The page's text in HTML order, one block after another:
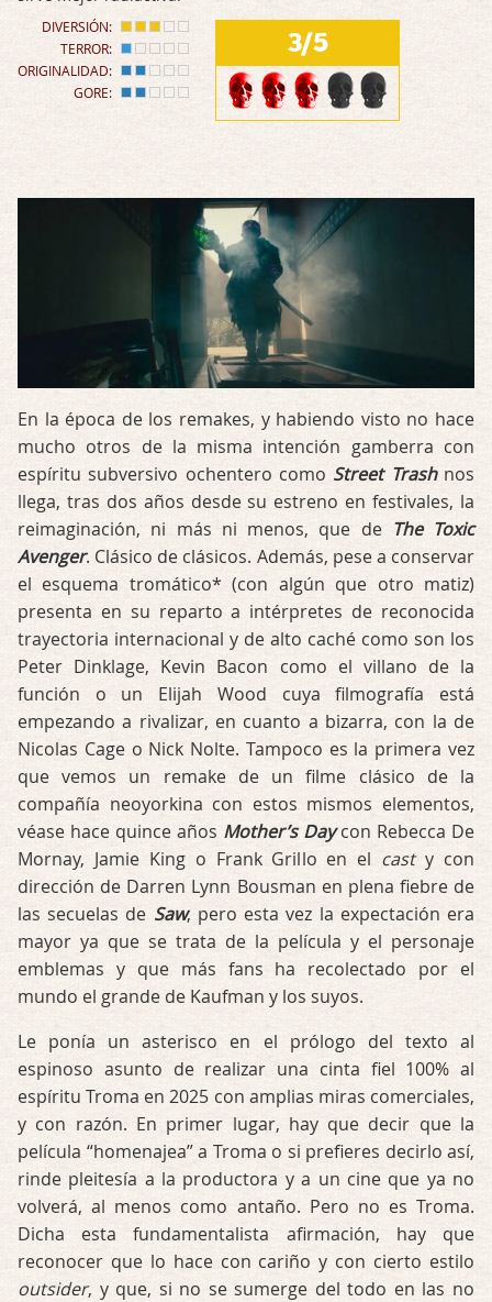
DIVERSIÓN:
TERROR:
ORIGINALIDAD:
GORE:
3/5
En la época de los remakes, y habiendo visto no hace
mucho otros de la misma intención gamberra con
espíritu subversivo ochentero como Street Trashnos
llega, tras dos años desde su estreno en festivales, la
reimaginación, ni más ni menos, que de The Toxic
Avenger. Clásico de clásicos. Además, pese a conservar
el esquema tromático* (con algún que otro matiz)
presenta en su reparto a intérpretes de reconocida
trayectoria internacional y de alto caché como son los
Peter Dinklage, Kevin Bacon como el villano de la
función o un Elijah Wood cuya filmografía está
empezando a rivalizar, en cuanto a bizarra, con la de
Nicolas Cage o Nick Nolte. Tampoco es la primera vez
que vemos un remake de un filme clásico de la
compañía neoyorkina con estos mismos elementos,
véase hace quince años Mother’s Daycon Rebecca De
Mornay, Jamie King o Frank Grillo en el casty con
dirección de Darren Lynn Bousman en plena fiebre de
las secuelas de Saw, pero esta vez la expectación era
mayor ya que se trata de la película y el personaje
emblemas y que más fans ha recolectado por el
mundo el grande de Kaufman y los suyos.
Le ponía un asterisco en el prólogo del texto al
espinoso asunto de realizar una cinta fiel 100% al
espíritu Troma en 2025 con amplias miras comerciales,
y con razón. En primer lugar, hay que decir que la
película “homenajea” a Troma o si prefieres decirlo así,
rinde pleitesía a la productora y a un cine que ya no
volverá, al menos como antaño. Pero no es Troma.
Dicha esta fundamentalista afirmación, hay que
reconocer que lo hace con cariño y con cierto estilo
outsider, y que, si no se sumerge del todo en las no